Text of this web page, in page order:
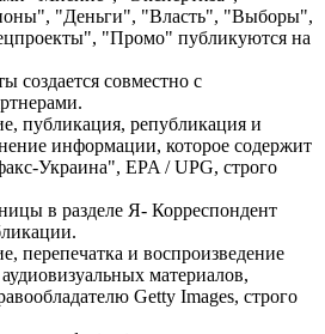
"Деньги", "Власть", "Выборы",
"Промо" публикуются на
создается совместно с
публикация, републикация и
информации, которое содержит
Украина", EPA / UPG, строго
в разделе Я- Корреспондент
перепечатка и воспроизведение
материалов,
Getty Images, строго